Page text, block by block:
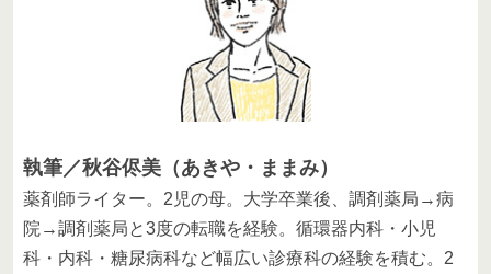
執筆／秋谷侭美（あきや・ままみ）
薬剤師ライター。2児の母。大学卒業後、調剤薬局→病
院→調剤薬局と3度の転職を経験。循環器内科・小児
科・内科・糖尿病科など幅広い診療科の経験を積む。2